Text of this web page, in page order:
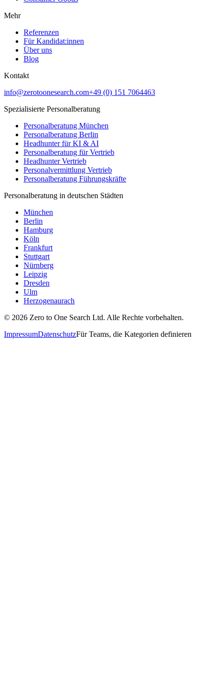
Mehr
Referenzen
Für Kandidat:innen
Über uns
Blog
Kontakt
info@zerotoonesearch.com+49 (0) 151 7064463
Spezialisierte Personalberatung
Personalberatung München
Personalberatung Berlin
Headhunter für KI & AI
Personalberatung für Vertrieb
Headhunter Vertrieb
Personalvermittlung Vertrieb
Personalberatung Führungskräfte
Personalberatung in deutschen Städten
München
Berlin
Hamburg
Köln
Frankfurt
Stuttgart
Nürnberg
Leipzig
Dresden
Ulm
Herzogenaurach
© 2026 Zero to One Search Ltd. Alle Rechte vorbehalten.
ImpressumDatenschutzFür Teams, die Kategorien definieren